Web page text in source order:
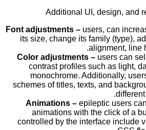
Additional UI, design, and
Font adjustments – users, can
its size, change its family (type),
alignment, line
Color adjustments – users can
contrast profiles such as light,
monochrome. Additionally,
schemes of titles, texts, and
Animations – epileptic users
animations with the click of a
controlled by the interface include